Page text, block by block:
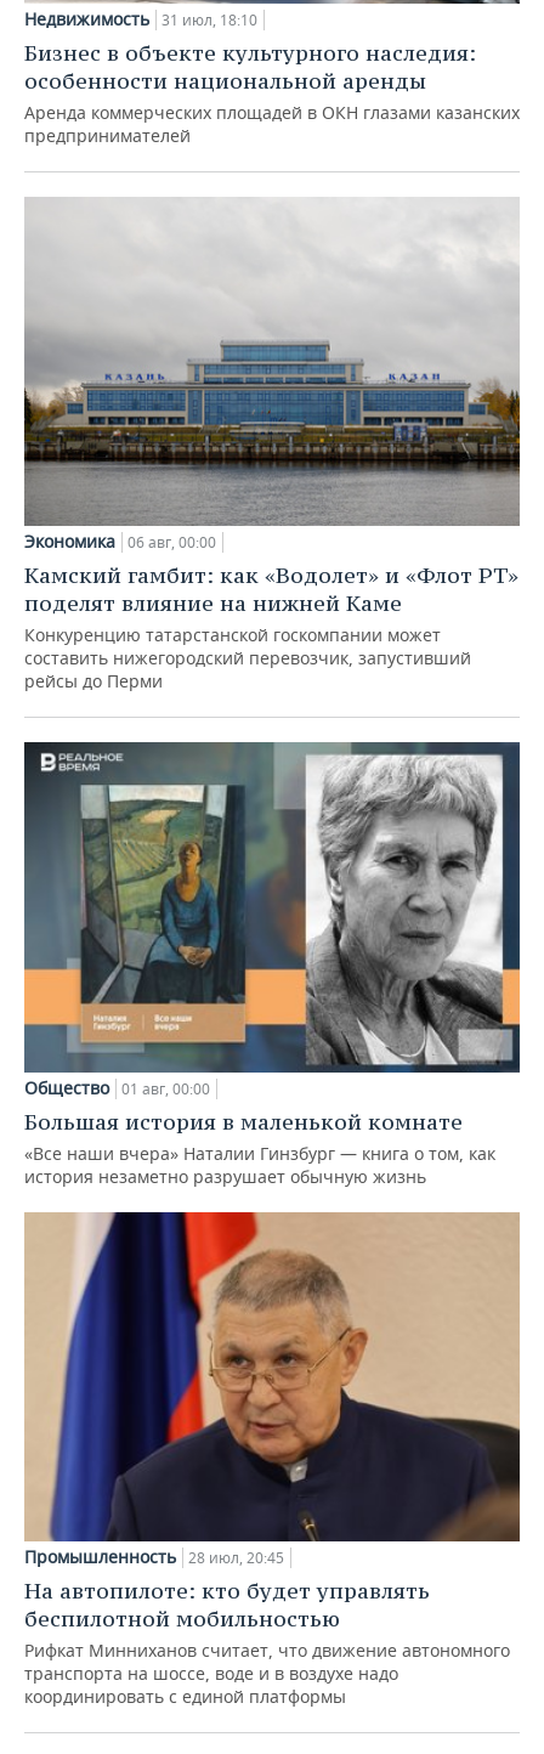
Недвижимость 31 июл, 18:10
Бизнес в объекте культурного наследия:
особенности национальной аренды
Аренда коммерческих площадей в ОКН глазами казанских
предпринимателей
Экономика 06 авг, 00:00
Камский гамбит: как «Водолет» и «Флот РТ»
поделят влияние на нижней Каме
Конкуренцию татарстанской госкомпании может
составить нижегородский перевозчик, запустивший
рейсы до Перми
Общество 01 авг, 00:00
Большая история в маленькой комнате
«Все наши вчера» Наталии Гинзбург — книга о том, как
история незаметно разрушает обычную жизнь
Промышленность 28 июл, 20:45
На автопилоте: кто будет управлять
беспилотной мобильностью
Рифкат Минниханов считает, что движение автономного
транспорта на шоссе, воде и в воздухе надо
координировать с единой платформы